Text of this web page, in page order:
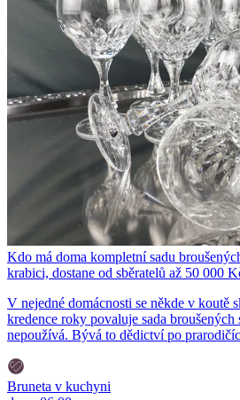
Kdo má doma kompletní sadu
krabici, dostane od sběratelů až 50 000
V nejedné domácnosti se někde v koutě
kredence roky povaluje sada
nepoužívá. Bývá to dědictví po
Bruneta v kuchyni